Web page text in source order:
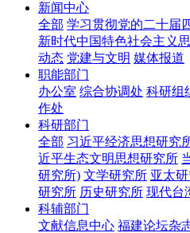
新闻中心
全部 学习贯彻党的二十届
新时代中国特色社会主义
动态 党建与文明 媒体报道
职能部门
办公室 综合协调处 科研组
作处
科研部门
全部 习近平经济思想研究
近平生态文明思想研究所
研究所) 文学研究所 亚太
研究所 历史研究所 现代台
科辅部门
文献信息中心 福建论坛杂